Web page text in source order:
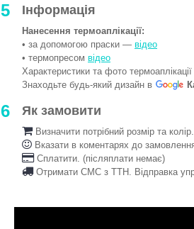
5 Інформація
Нанесення термоаплікації:
• за допомогою праски — відео
• термопресом відео
Характеристики та фото
Знаходьте будь-який дизайн в
6 Як замовити
Визначити потрібний розмір та
Вказати в коментарях до
Сплатити. (післяплати немає)
Отримати СМС з ТТН. Відправка